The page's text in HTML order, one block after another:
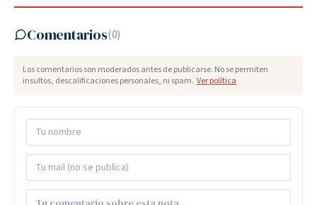
Comentarios(0)
Los comentarios son moderados antes de publicarse. No se permiten
insultos, descalificaciones personales, ni spam. Ver política